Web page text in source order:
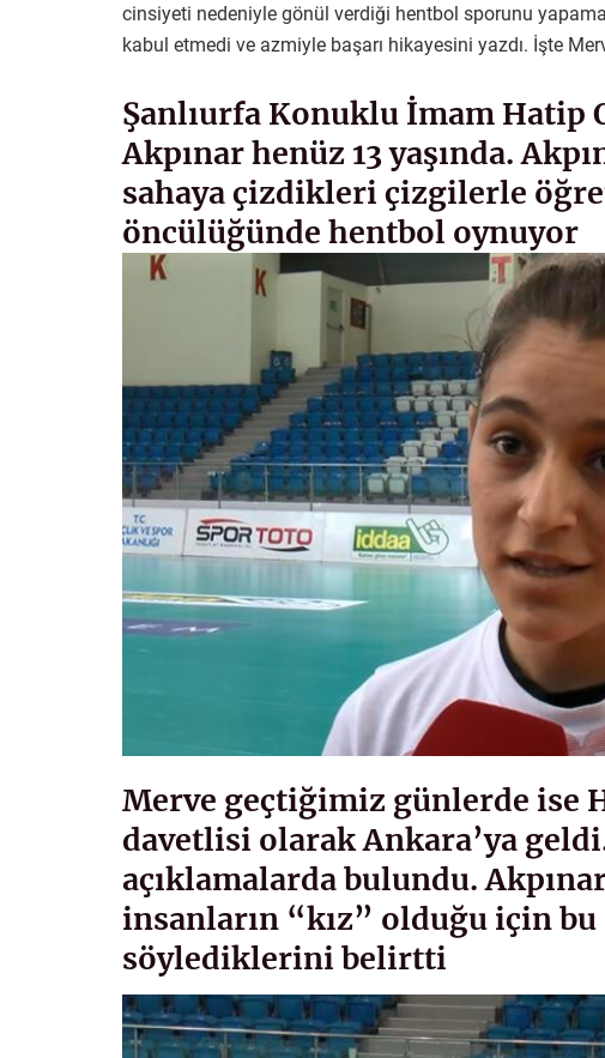
cinsiyeti nedeniyle gönül verdiği hentbol sporunu
kabul etmedi ve azmiyle başarı hikayesini yazdı. İşte
Şanlıurfa Konuklu İmam Hatip
Akpınar henüz 13 yaşında.
sahaya çizdikleri çizgilerle
öncülüğünde hentbol oynuyor
Merve geçtiğimiz günlerde ise
davetlisi olarak Ankara’ya geldi.
açıklamalarda bulundu.
insanların “kız” olduğu için bu
söylediklerini belirtti